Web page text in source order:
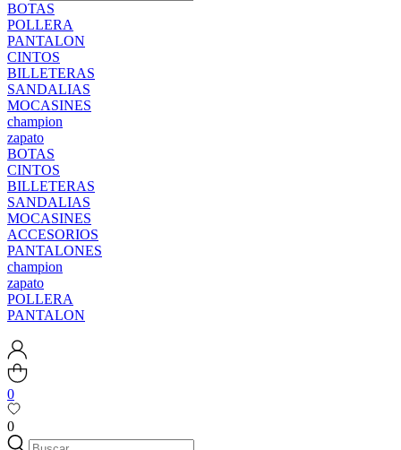
BOTAS
POLLERA
PANTALON
CINTOS
BILLETERAS
SANDALIAS
MOCASINES
champion
zapato
BOTAS
CINTOS
BILLETERAS
SANDALIAS
MOCASINES
ACCESORIOS
PANTALONES
champion
zapato
POLLERA
PANTALON
0
0